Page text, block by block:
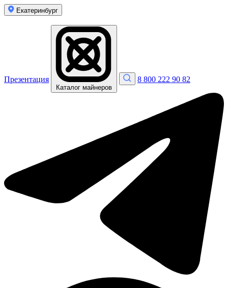
Екатеринбург
Презентация
Каталог майнеров
8 800 222 90 82